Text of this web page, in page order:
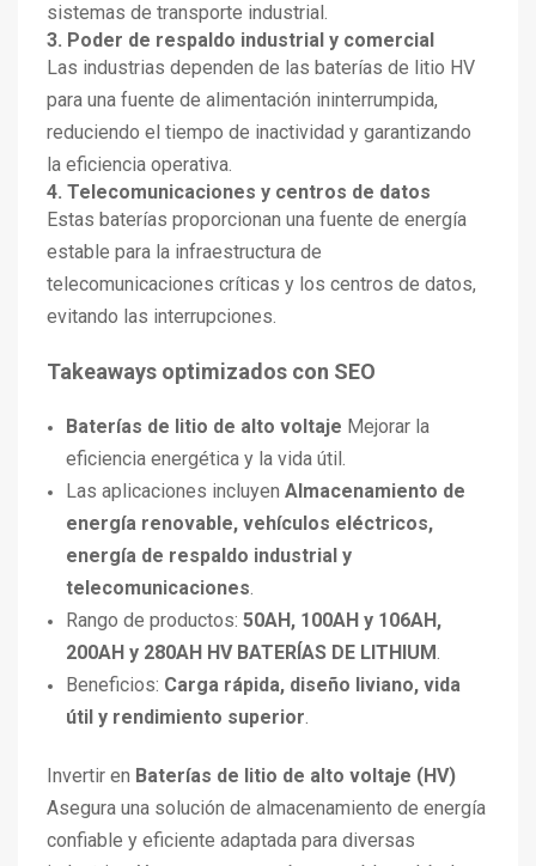
sistemas de transporte industrial.
3. Poder de respaldo industrial y comercial
Las industrias dependen de las baterías de litio HV
para una fuente de alimentación ininterrumpida,
reduciendo el tiempo de inactividad y garantizando
la eficiencia operativa.
4. Telecomunicaciones y centros de datos
Estas baterías proporcionan una fuente de energía
estable para la infraestructura de
telecomunicaciones críticas y los centros de datos,
evitando las interrupciones.
Takeaways optimizados con SEO
Baterías de litio de alto voltaje Mejorar la
eficiencia energética y la vida útil.
Las aplicaciones incluyen Almacenamiento de
energía renovable, vehículos eléctricos,
energía de respaldo industrial y
telecomunicaciones.
Rango de productos: 50AH, 100AH y 106AH,
200AH y 280AH HV BATERÍAS DE LITHIUM.
Beneficios: Carga rápida, diseño liviano, vida
útil y rendimiento superior.
Invertir en Baterías de litio de alto voltaje (HV)
Asegura una solución de almacenamiento de energía
confiable y eficiente adaptada para diversas